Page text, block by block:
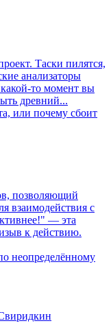
Таски пилятся,
анализаторы
то момент вы
древний...
или почему сбоит
позволяющий
взаимодействия с
— эта
к действию.
неопределённому